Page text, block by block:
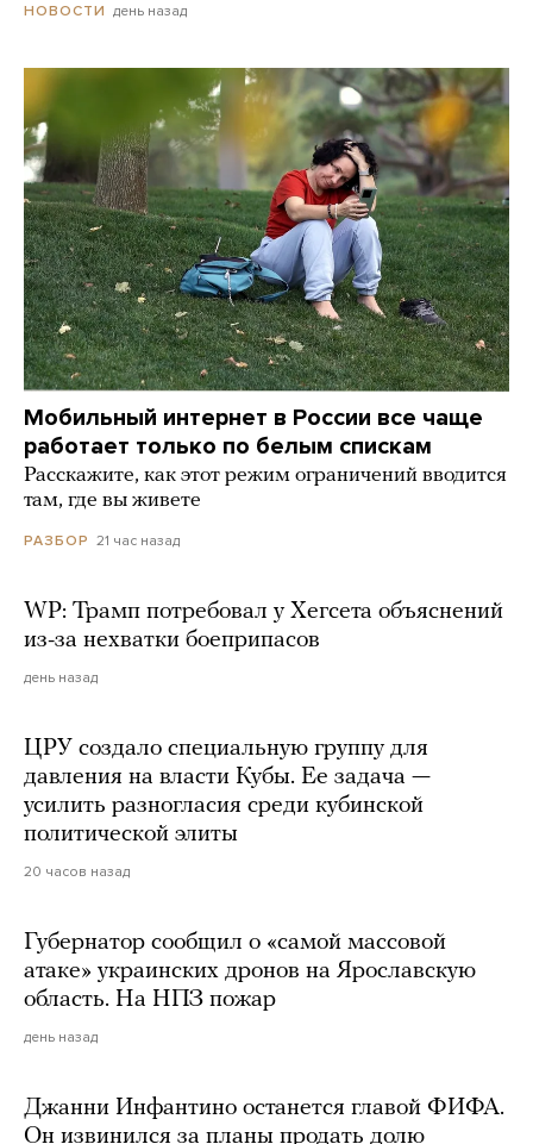
НОВОСТИ день назад
Мобильный интернет в России все чаще
работает только по белым спискам
Расскажите, как этот режим ограничений вводится
там, где вы живете
РАЗБОР 21 час назад
WP: Трамп потребовал у Хегсета объяснений
из-за нехватки боеприпасов
день назад
ЦРУ создало специальную группу для
давления на власти Кубы. Ее задача —
усилить разногласия среди кубинской
политической элиты
20 часов назад
Губернатор сообщил о «самой массовой
атаке» украинских дронов на Ярославскую
область. На НПЗ пожар
день назад
Джанни Инфантино останется главой ФИФА.
Он извинился за планы продать долю